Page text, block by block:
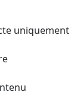
uniquement